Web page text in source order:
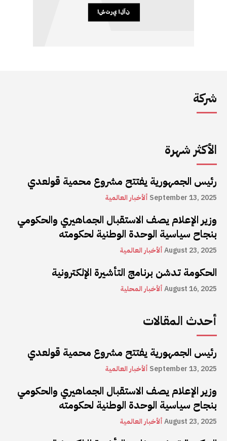
شركة
الأكثر شهرة
رئيس الجمهورية يفتتح مشروع محمية قولعدي
ألأخبار العالمية September 13, 2025
وزير الإعلام يصف الاستقبال الجماهيري والحكومي
بنجاح سياسية الوحدة الوطنية لحكومته
ألأخبار العالميةAugust 23, 2025
الحكومة تدشن برنامج التأشيرة الإلكترونية
ألأخبار المحليةAugust 16, 2025
أحدث المقالات
رئيس الجمهورية يفتتح مشروع محمية قولعدي
ألأخبار العالمية September 13, 2025
وزير الإعلام يصف الاستقبال الجماهيري والحكومي
بنجاح سياسية الوحدة الوطنية لحكومته
ألأخبار العالميةAugust 23, 2025